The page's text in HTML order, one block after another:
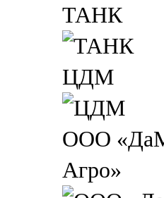
ТАНК
ЦДМ
ООО
Агро»